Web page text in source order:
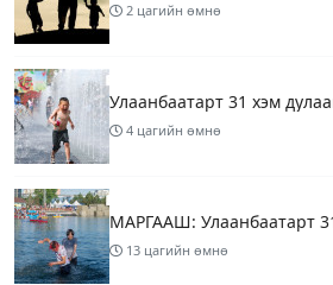
2 цагийн өмнө
Улаанбаатарт 31 хэм
4 цагийн өмнө
МАРГААШ: Улаанбаатарт
13 цагийн өмнө